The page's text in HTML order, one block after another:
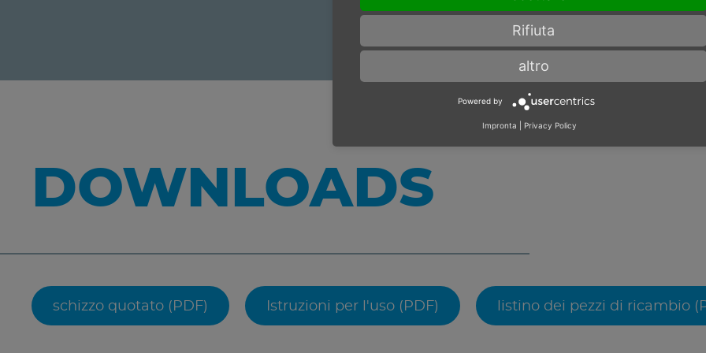
DOWNLOADS
schizzo quotato (PDF) Istruzioni per l'uso (PDF) listino dei pezzi di ricambio
Rifiuta
altro
Powered by
Impronta Privacy Policy